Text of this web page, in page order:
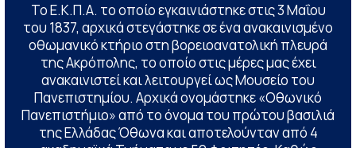
Το Ε.Κ.Π.Α. το οποίο εγκαινιάστηκε στις 3 Μαΐου
του 1837, αρχικά στεγάστηκε σε ένα ανακαινισμένο
οθωμανικό κτήριο στη βορειοανατολική πλευρά
της Ακρόπολης, το οποίο στις μέρες μας έχει
ανακαινιστεί και λειτουργεί ως Μουσείο του
Πανεπιστημίου. Αρχικά ονομάστηκε «Οθωνικό
Πανεπιστήμιο» από το όνομα του πρώτου βασιλιά
της Ελλάδας Όθωνα και αποτελούνταν από 4